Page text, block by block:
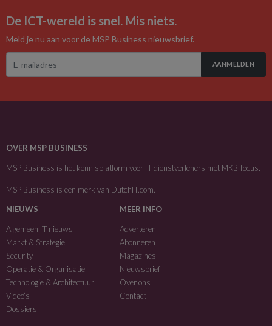
De ICT-wereld is snel. Mis niets.
Meld je nu aan voor de MSP Business nieuwsbrief.
AANMELDEN
OVER MSP BUSINESS
MSP Business is het kennisplatform voor IT-dienstverleners met MKB-focus.
MSP Business is een merk van DutchIT.com.
NIEUWS
Algemeen IT nieuws
Markt & Strategie
Security
Operatie & Organisatie
Technologie & Architectuur
Video’s
Dossiers
MEER INFO
Adverteren
Abonneren
Magazines
Nieuwsbrief
Over ons
Contact